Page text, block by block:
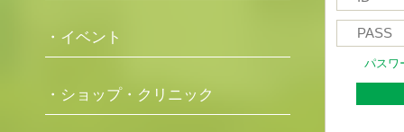
・イベント
・ショップ・クリニック
パスワ